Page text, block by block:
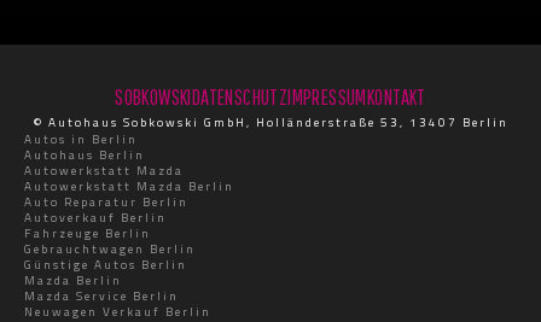
SOBKOWSKIDATENSCHUTZIMPRESSUMKONTAKT
© Autohaus Sobkowski GmbH, Holländerstraße 53, 13407 Berlin
Autos in Berlin
Autohaus Berlin
Autowerkstatt Mazda
Autowerkstatt Mazda Berlin
Auto Reparatur Berlin
Autoverkauf Berlin
Fahrzeuge Berlin
Gebrauchtwagen Berlin
Günstige Autos Berlin
Mazda Berlin
Mazda Service Berlin
Neuwagen Verkauf Berlin